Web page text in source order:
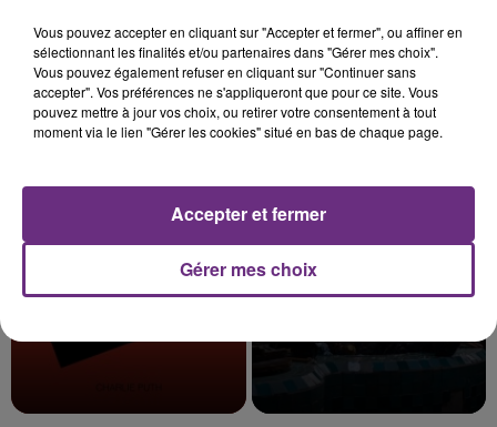
BRUNO MARS OFENBACH & STARSAILOR
3h13
3h13
Vous pouvez accepter en cliquant sur "Accepter et fermer", ou affiner en
sélectionnant les finalités et/ou partenaires dans "Gérer mes choix".
Vous pouvez également refuser en cliquant sur "Continuer sans
accepter". Vos préférences ne s'appliqueront que pour ce site. Vous
pouvez mettre à jour vos choix, ou retirer votre consentement à tout
moment via le lien "Gérer les cookies" situé en bas de chaque page.
Gérer mes choix
Accepter et fermer